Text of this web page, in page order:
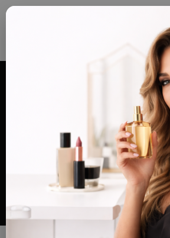
Envios grátis a partir de 100€ para Portugal e
ou Levante e pague as suas encomendas nas
após realizar o seu pedido(indicar no